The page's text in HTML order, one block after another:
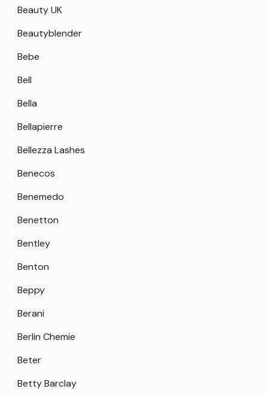
Beauty UK
Beautyblender
Bebe
Bell
Bella
Bellapierre
Bellezza Lashes
Benecos
Benemedo
Benetton
Bentley
Benton
Beppy
Berani
Berlin Chemie
Beter
Betty Barclay